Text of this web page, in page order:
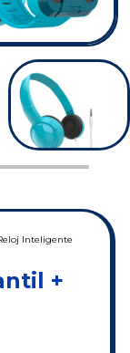
Inteligente
+